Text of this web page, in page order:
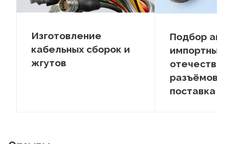
Изготовление
кабельных сборок и
жгутов
Подбор
разъёмов
поставка